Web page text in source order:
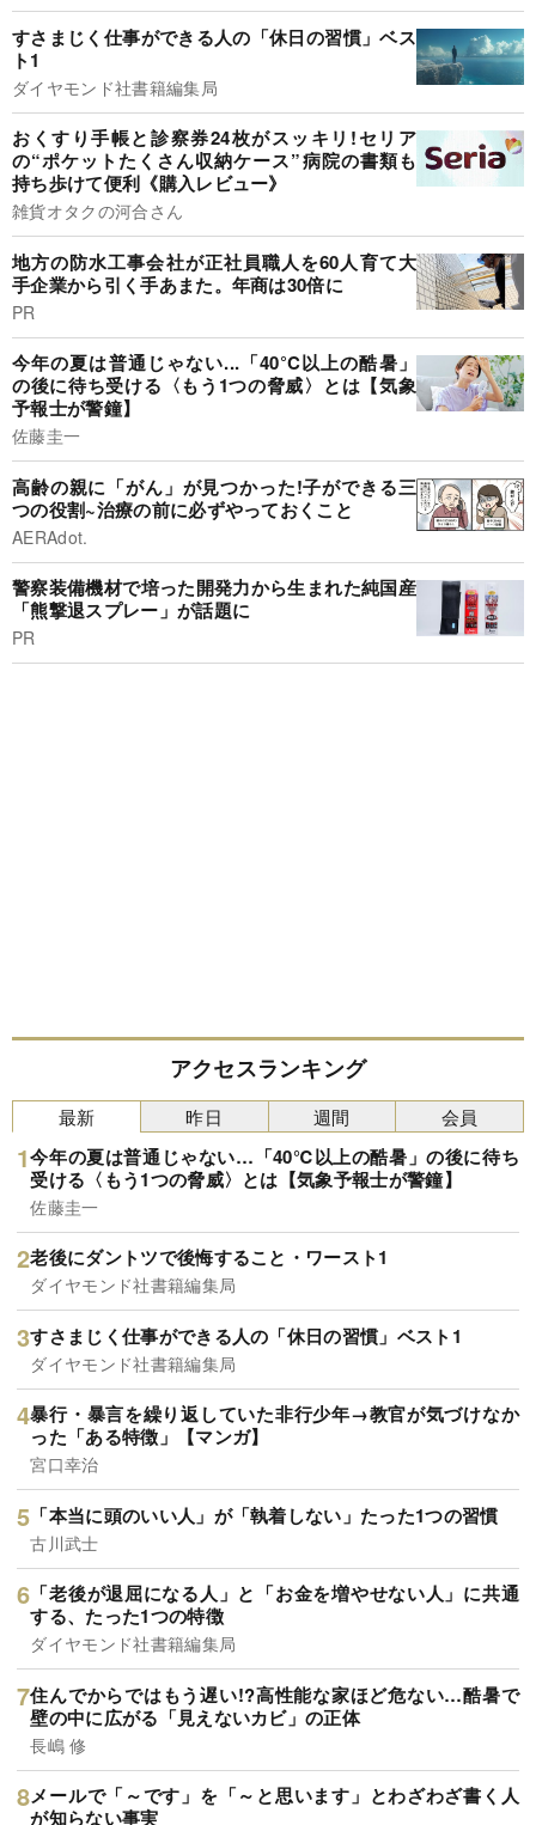
すさまじく仕事ができる人の「休日の習慣」ベス
ト1
ダイヤモンド社書籍編集局
おくすり手帳と診察券24枚がスッキリ!セリア
の“ポケットたくさん収納ケース”病院の書類も
持ち歩けて便利《購入レビュー》
雑貨オタクの河合さん
地方の防水工事会社が正社員職人を60人育て大
手企業から引く手あまた。年商は30倍に
PR
今年の夏は普通じゃない...「40°C以上の酷暑」
の後に待ち受ける〈もう1つの脅威〉とは【気象
予報士が警鐘】
佐藤圭一
高齢の親に「がん」が見つかった!子ができる三
つの役割~治療の前に必ずやっておくこと
AERAdot.
警察装備機材で培った開発力から生まれた純国産
「熊撃退スプレー」が話題に
PR
アクセスランキング
最新
今年の夏は普通じゃない…「40℃以上の酷暑」の後に待ち
受ける〈もう1つの脅威〉とは【気象予報士が警鐘】
佐藤圭一
老後にダントツで後悔すること・ワースト1
ダイヤモンド社書籍編集局
すさまじく仕事ができる人の「休日の習慣」ベスト1
ダイヤモンド社書籍編集局
暴行・暴言を繰り返していた非行少年→教官が気づけなか
った「ある特徴」【マンガ】
宮口幸治
「本当に頭のいい人」が「執着しない」たった1つの習慣
古川武士
「老後が退屈になる人」と「お金を増やせない人」に共通
する、たった1つの特徴
ダイヤモンド社書籍編集局
住んでからではもう遅い!?高性能な家ほど危ない…酷暑で
壁の中に広がる「見えないカビ」の正体
長嶋 修
メールで「～です」を「～と思います」とわざわざ書く人
が知らない事実
昨日 週間 会員